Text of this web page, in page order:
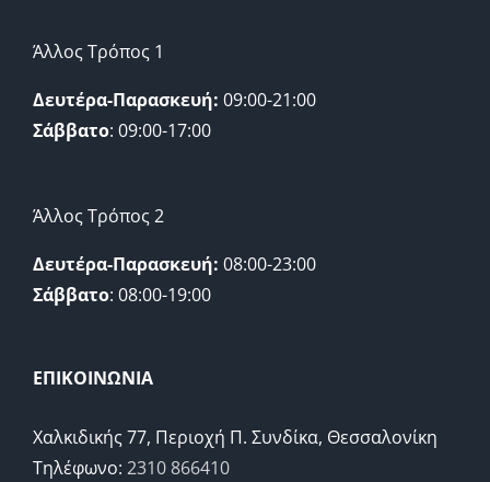
Άλλος Τρόπος 1
Δευτέρα-Παρασκευή: 09:00-21:00
Σάββατο: 09:00-17:00
Άλλος Τρόπος 2
Δευτέρα-Παρασκευή: 08:00-23:00
Σάββατο: 08:00-19:00
ΕΠΙΚΟΙΝΩΝΙΑ
Χαλκιδικής 77, Περιοχή Π. Συνδίκα, Θεσσαλονίκη
Τηλέφωνο: 2310 866410